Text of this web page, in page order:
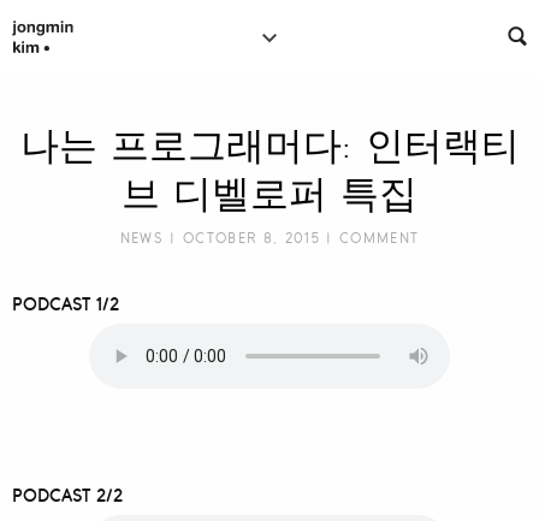
나는 프로그래머다: 인터랙티
브 디벨로퍼 특집
NEWS | OCTOBER 8, 2015 | COMMENT
PODCAST 1/2
PODCAST 2/2